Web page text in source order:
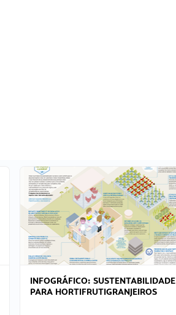
INFOGRÁFICO: SUSTENTABILIDADE
PARA HORTIFRUTIGRANJEIROS